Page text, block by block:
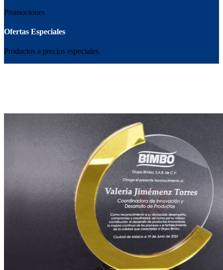
Promociones
Ofertas Especiales
Productos a precios especiales.